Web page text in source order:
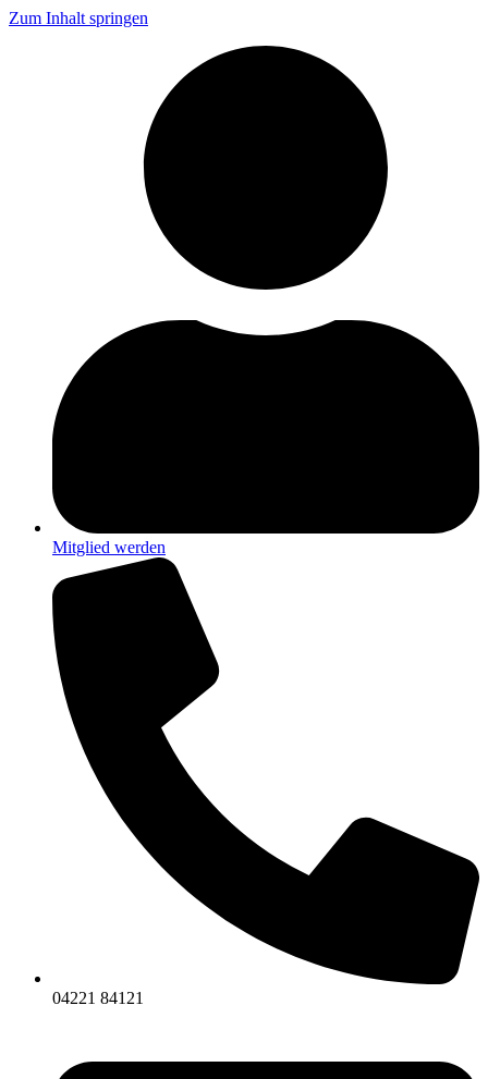
Zum Inhalt springen
Mitglied werden
04221 84121